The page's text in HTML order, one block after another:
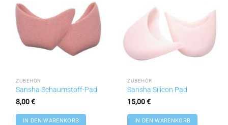
Wunschliste
hinzufügen
ZUBEHÖR
Sansha Schaumstoff-Pad
8,00€
IN DEN WARENKORB
hinzufügen
ZUBEHÖR
Sansha Silicon Pad
15,00€
IN DEN WARENKORB